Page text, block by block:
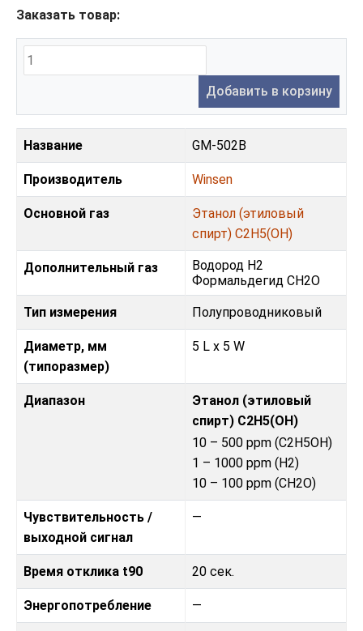
Заказать товар:
Добавить в корзину
Название GM-502B
Производитель Winsen
Основной газ
Этанол (этиловый
спирт) C2H5(OH)
Дополнительный газ
Водород H2
Формальдегид CH2O
Тип измерения Полупроводниковый
Диаметр, мм
(типоразмер)
5 L x 5 W
Диапазон
Этанол (этиловый
спирт) C2H5(OH)
10 – 500 ppm (C2H5OH)
1 – 1000 ppm (H2)
10 – 100 ppm (CH2O)
Чувствительность /
выходной сигнал
—
Время отклика t90 20 сек.
Энергопотребление —